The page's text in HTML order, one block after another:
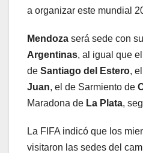
a organizar este mundial
Mendoza será sede con su
Argentinas, al igual que
de Santiago del Estero,
Juan, el de Sarmiento de
Maradona de La Plata,
La FIFA indicó que los
visitaron las sedes del